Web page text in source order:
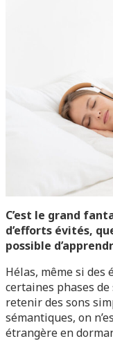
C’est le grand
d’efforts évités,
possible
Hélas, même si des
certaines phases
retenir des sons
sémantiques, on
étrangère en